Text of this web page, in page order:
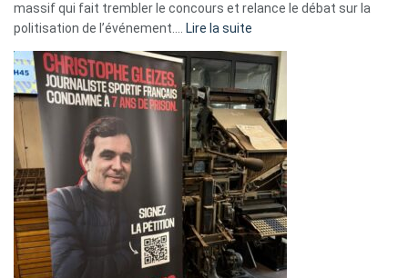
massif qui fait trembler le concours et relance le débat sur la
politisation de l’événement.… Lire la suite
Eurovision
2026
:
Pays-
Bas,
Espagne,
Irlande
et
Slovénie
rejettent
la